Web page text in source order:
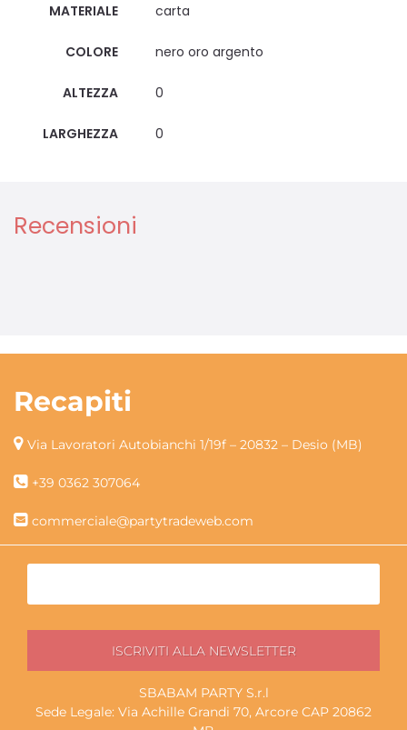
MATERIALE carta
COLORE nero oro argento
ALTEZZA 0
LARGHEZZA 0
Recensioni
Recapiti
Via Lavoratori Autobianchi 1/19f – 20832 – Desio (MB)
+39 0362 307064
commerciale@partytradeweb.com
SBABAM PARTY S.r.l
Sede Legale: Via Achille Grandi 70, Arcore CAP 20862